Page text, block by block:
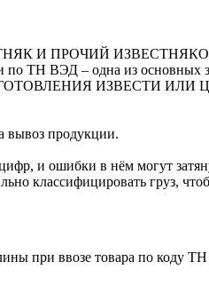
И ПРОЧИЙ
по ТН ВЭД – одна из
ИЗВЕСТИ ИЛИ
вывоз продукции.
и ошибки в нём могут
классифицировать груз,
при ввозе товара по коду